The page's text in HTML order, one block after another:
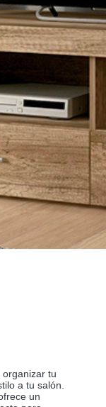
organizar tu
a tu salón.
un